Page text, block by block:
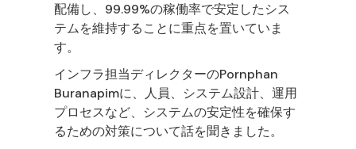
配備し、99.99%の稼働率で安定したシス
テムを維持することに重点を置いていま
す。
インフラ担当ディレクターのPornphan
Buranapimに、人員、システム設計、運用
プロセスなど、システムの安定性を確保す
るための対策について話を聞きました。